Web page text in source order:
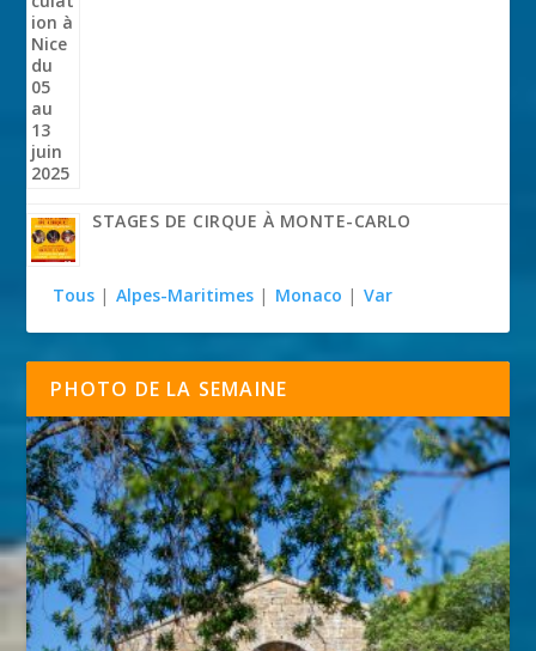
STAGES DE CIRQUE À MONTE-CARLO
Tous | Alpes-Maritimes | Monaco | Var
PHOTO DE LA SEMAINE